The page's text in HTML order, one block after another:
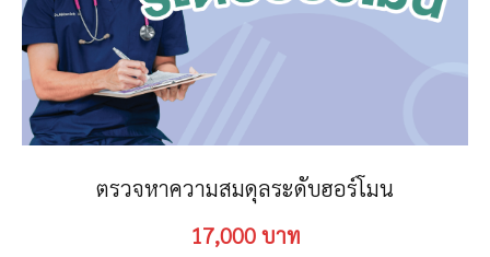
ตรวจหาความสมดุลระดับฮอร์โมน
17,000 บาท